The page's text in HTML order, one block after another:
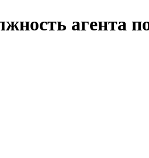
агента